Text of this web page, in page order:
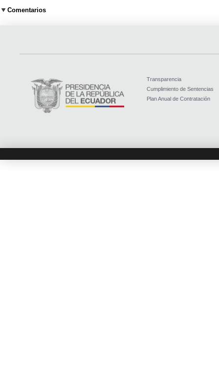
Comentarios
Transparencia
Cumplimiento de Sentencias
Plan Anual de Contratación